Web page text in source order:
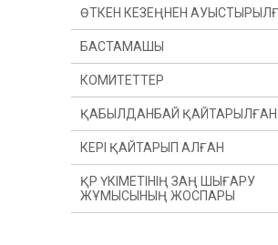
ӨТКЕН КЕЗЕҢНЕН
ӨТКЕН ЖЫЛДАН
ӨТКЕН СЕССИЯДАН
БАСТАМАШЫ
ПРЕЗИДЕНТ
ДЕПУТАТ(Ы)
ҮКІМЕТ
КОМИТЕТТЕР
КОНСТИТУЦИЯЛЫҚ
ЖҮЙЕСІ ЖӘНЕ ҚҰҚЫҚ
ОРГАНДАРЫ КОМИТЕТІ
ҚАРЖЫ ЖӘНЕ БЮДЖЕТ
ХАЛЫҚАРАЛЫҚ
ҚАБЫЛДАНБАЙ ҚАЙТАРЫЛҒАН
КЕРІ ҚАЙТАРЫП АЛҒАН
ҚР ҮКІМЕТІНІҢ ЗАҢ ШЫҒАРУ
ЖҰМЫСЫНЫҢ ЖОСПАРЫ